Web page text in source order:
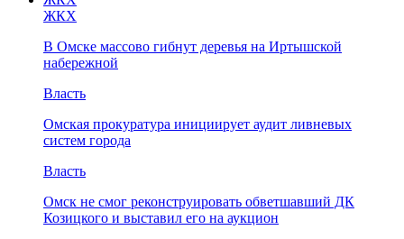
ЖКХ
В Омске массово гибнут деревья на Иртышской
набережной
Власть
Омская прокуратура инициирует аудит ливневых
систем города
Власть
Омск не смог реконструировать обветшавший ДК
Козицкого и выставил его на аукцион